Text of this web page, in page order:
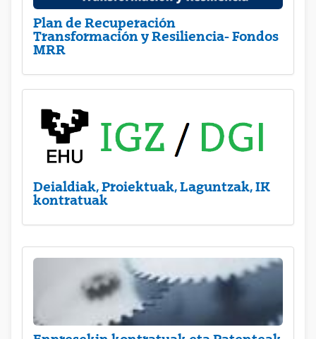
Plan de Recuperación
Transformación y Resiliencia- Fondos
MRR
Deialdiak, Proiektuak, Laguntzak, IK
kontratuak